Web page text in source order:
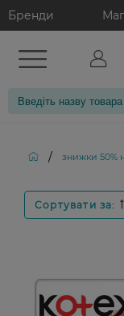
Бренди
/ знижки 50%
Сортувати за: